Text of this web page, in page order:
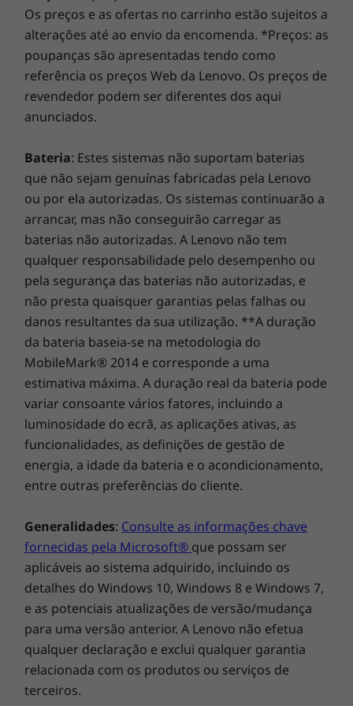
cobertura lateral opcional para impedir o
acesso ao sistema.
Os preços e as ofertas no carrinho estão sujeitos a
alterações até ao envio da encomenda. *Preços: as
poupanças são apresentadas tendo como
referência os preços Web da Lenovo. Os preços de
revendedor podem ser diferentes dos aqui
anunciados.
Bateria: Estes sistemas não suportam baterias
que não sejam genuínas fabricadas pela Lenovo
ou por ela autorizadas. Os sistemas continuarão a
arrancar, mas não conseguirão carregar as
baterias não autorizadas. A Lenovo não tem
qualquer responsabilidade pelo desempenho ou
pela segurança das baterias não autorizadas, e
não presta quaisquer garantias pelas falhas ou
danos resultantes da sua utilização. **A duração
da bateria baseia-se na metodologia do
MobileMark® 2014 e corresponde a uma
estimativa máxima. A duração real da bateria pode
variar consoante vários fatores, incluindo a
luminosidade do ecrã, as aplicações ativas, as
funcionalidades, as definições de gestão de
energia, a idade da bateria e o acondicionamento,
entre outras preferências do cliente.
Generalidades: Consulte as informações chave
fornecidas pela Microsoft® que possam ser
aplicáveis ao sistema adquirido, incluindo os
detalhes do Windows 10, Windows 8 e Windows 7,
e as potenciais atualizações de versão/mudança
para uma versão anterior. A Lenovo não efetua
qualquer declaração e exclui qualquer garantia
relacionada com os produtos ou serviços de
terceiros.